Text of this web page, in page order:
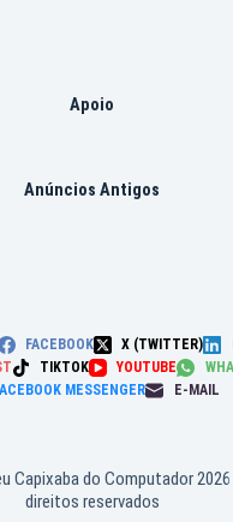
Apoio
Anúncios Antigos
FACEBOOK X (TWITTER)
TIKTOK YOUTUBE
MESSENGER
E-MAIL
Capixaba do Computador
direitos reservados